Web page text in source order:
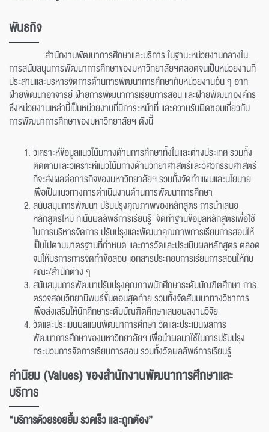
พันธกิจ
สำนักงานพัฒนาการศึกษาและบริการ ในฐานะหน่วยงานกลางใน
การสนับสนุนการพัฒนาการศึกษาของมหาวิทยาลัยฯตลอดจนเป็นหน่วยงานที่
ประสานและบริหารจัดการด้านการพัฒนาการศึกษากับหน่วยงานอื่น ๆ อาทิ
ฝ่ายพัฒนาอาจารย์ ฝ่ายการพัฒนาการเรียนการสอน และฝ่ายพัฒนาองค์กร
ซึ่งหน่วยงานเหล่านี้เป็นหน่วยงานที่มีภาระหน้าที่ และความรับผิดชอบเกี่ยวกับ
การพัฒนาการศึกษาของมหาวิทยาลัยฯ ดังนี้
วิเคราะห์ข้อมูลแนวโน้มทางด้านการศึกษาทั้งในและต่างประเทศ รวมทั้ง
ติดตามและวิเคราะห์แนวโน้มทางด้านวิทยาศาสตร์และวิศวกรรมศาสตร์
ที่จะส่งผลต่อภารกิจของมหาวิทยาลัยฯ รวมทั้งจัดทำแผนและนโยบาย
เพื่อเป็นแนวทางการดำเนินงานด้านการพัฒนาการศึกษา
สนับสนุนการพัฒนา ปรับปรุงคุณภาพของหลักสูตร การนำเสนอ
หลักสูตรใหม่ ที่เน้นผลลัพธ์การเรียนรู้ จัดทำฐานข้อมูลหลักสูตรเพื่อใช้
ในการบริหารจัดการ ปรับปรุงและพัฒนาคุณภาพการเรียนการสอนให้
เป็นไปตามมาตรฐานที่กำหนด และการวัดและประเมินผลหลักสูตร ตลอด
จนให้บริการการจัดทำข้อสอบ เอกสารประกอบการเรียนการสอนให้กับ
คณะ/สำนักต่าง ๆ
สนับสนุนการพัฒนาปรับปรุงคุณภาพนักศึกษาระดับบัณฑิตศึกษา การ
ตรวจสอบวิทยานิพนธ์ขั้นตอนสุดท้าย รวมทั้งจัดสัมมนาทางวิชาการ
เพื่อส่งเสริมให้นักศึกษาระดับบัณฑิตศึกษาเสนอผลงานวิจัย
วัดและประเมินผลแผนพัฒนาการศึกษา วัดและประเมินผลการ
พัฒนาการศึกษาของมหาวิทยาลัยฯ เพื่อนำผลมาใช้ในการปรับปรุง
กระบวนการจัดการเรียนการสอน รวมทั้งวัดผลลัพธ์การเรียนรู้
ค่านิยม (Values) ของสำนักงานพัฒนาการศึกษาและ
บริการ
“บริการด้วยรอยยิ้ม รวดเร็ว และถูกต้อง”